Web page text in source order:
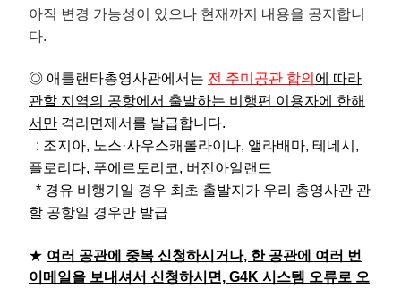
아직 변경 가능성이 있으나 현재까지 내용을 공지합니
다.
◎ 애틀랜타총영사관에서는 전 주미공관 합의 에 따라
관할 지역의 공항에서 출발하는 비행편 이용자에 한해
서만 격리면제서를 발급합니다.
: 조지아, 노스·사우스캐롤라이나, 앨라배마, 테네시,
플로리다, 푸에르토리코, 버진아일랜드
* 경유 비행기일 경우 최초 출발지가 우리 총영사관 관
할 공항일 경우만 발급
★ 여러 공관에 중복 신청하시거나, 한 공관에 여러 번
이메일을 보내셔서 신청하시면, G4K 시스템 오류로 오